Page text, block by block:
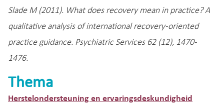
Slade M (2011). What does recovery mean in practice? A
qualitative analysis of international recovery-oriented
practice guidance. Psychiatric Services 62 (12), 1470-
1476.
Thema
Herstelondersteuning en ervaringsdeskundigheid